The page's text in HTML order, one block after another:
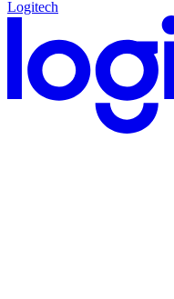
Logitech